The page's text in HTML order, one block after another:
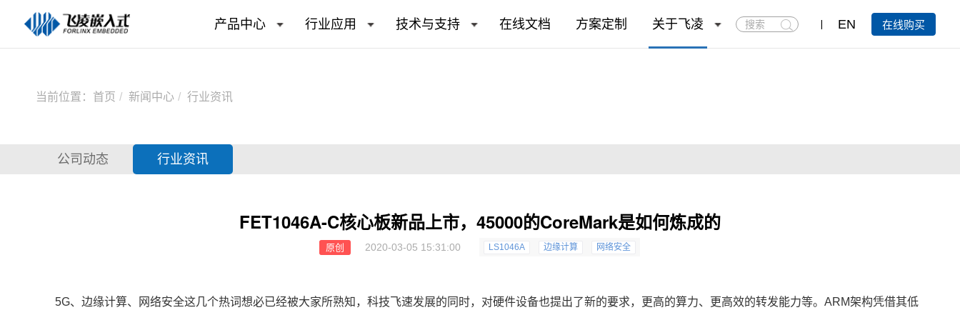
产品中心 行业应用 技术与支持 在线文档 方案定制 关于飞凌
搜
索
EN 在线购买
当前位置： 首页 新闻中心 行业资讯
公司动态 行业资讯
FET1046A-C核心板新品上市，45000的CoreMark是如何炼成的
原创 2020-03-05 15:31:00 LS1046A 边缘计算 网络安全
5G、边缘计算、 网络安全这几个热词想必已经被大家所熟知，科技飞速发展的同时，对硬件设备也提出了新的要求，更高的算力、更高效的转发能力等。ARM架构凭借其低